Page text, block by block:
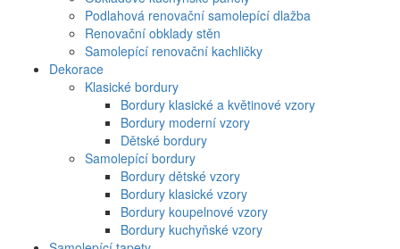
Podlahová renovační samolepící dlažba
Renovační obklady stěn
Samolepící renovační kachličky
Dekorace
Klasické bordury
Bordury klasické a květinové vzory
Bordury moderní vzory
Dětské bordury
Samolepící bordury
Bordury dětské vzory
Bordury klasické vzory
Bordury koupelnové vzory
Bordury kuchyňské vzory